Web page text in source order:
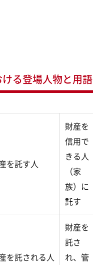
る登場人物と用語
を託す人
財産を
信用で
きる人
（家
族）に
託す
を託される人
財産を
託さ
れ、管